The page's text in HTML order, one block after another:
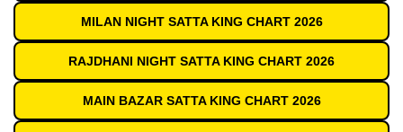
MILAN NIGHT SATTA KING CHART 2026
RAJDHANI NIGHT SATTA KING CHART 2026
MAIN BAZAR SATTA KING CHART 2026